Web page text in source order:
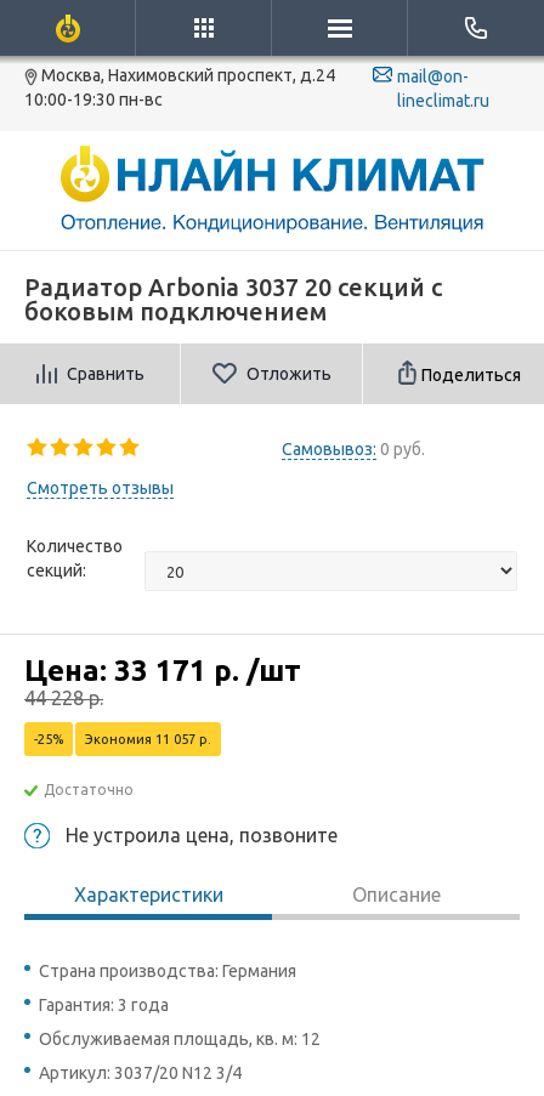
Москва, Нахимовский проспект, д.24
10:00-19:30 пн-вс
mail@on-
lineclimat.ru
Радиатор Arbonia 3037 20 секций с
боковым подключением
Сравнить Отложить Поделиться
Самовывоз: 0 руб.
Смотреть отзывы
Количество
секций:
Цена: 33 171 р. /шт
44 228р.
-25% Экономия 11 057 р.
Достаточно
Не устроила цена, позвоните
Характеристики Описание
Страна производства: Германия
Гарантия: 3 года
Обслуживаемая площадь, кв. м: 12
Артикул: 3037/20 N12 3/4